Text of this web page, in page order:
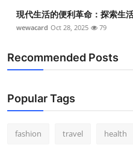
現代生活的便利革命：探索生
wewacard Oct 28, 2025 79
Recommended Posts
Popular Tags
fashion travel health